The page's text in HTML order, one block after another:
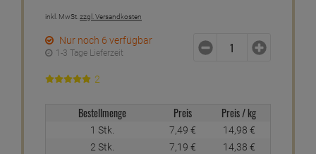
inkl. MwSt.zzgl. Versandkosten
Nur noch 6 verfügbar
1-3 Tage Lieferzeit
2
Bestellmenge Preis Preis / kg
1 Stk. 7,49 € 14,98 €
2 Stk.
7,19 € 14,38 €